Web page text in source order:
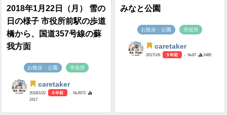
2018年1月22日（月） 雪の
日の様子 市役所前駅の歩道
橋から、国道357号線の蘇
我方面
お散歩・公園 市役所
caretaker
2018/1/22 8 年前
- №2672
2417
みなと公園
お散歩・公園 市役所
caretaker
2017/1/6 9 年前 - №87 2485